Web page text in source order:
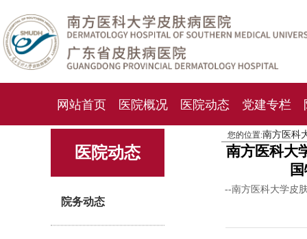
网站首页 医院概况 医院动态 党建专栏
化妆品检测中心 就诊指南 人才
医院动态
院务动态
您的位置:南方医科
南方医科大
--南方医科大学皮